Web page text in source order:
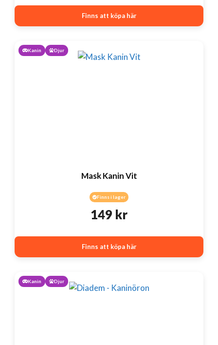
Finns att köpa här
Kanin Djur
Mask Kanin Vit
Finns i lager
149 kr
Finns att köpa här
Kanin Djur